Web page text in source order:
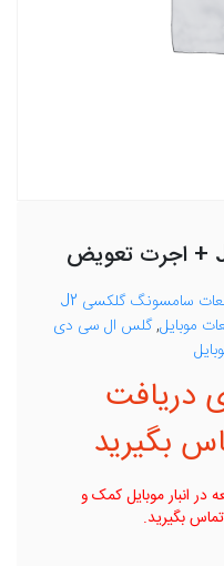
قطعات سامسونگ گلکسی J2
موبایل,گلس ال سی دی
دریافت
بگیرید
در انبار موبایل کمک و